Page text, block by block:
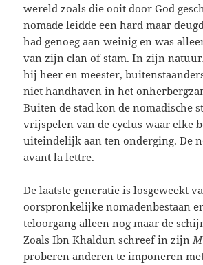
wereld zoals die ooit door God
nomade leidde een hard maar
had genoeg aan weinig en was
van zijn clan of stam. In zijn
hij heer en meester,
niet handhaven in het
Buiten de stad kon de nomadische
vrijspelen van de cyclus waar elke
uiteindelijk aan ten onderging. De
avant la lettre.
De laatste generatie is losgeweekt
oorspronkelijke nomadenbestaan
teloorgang alleen nog maar de
Zoals Ibn Khaldun schreef in zijn
proberen anderen te imponeren